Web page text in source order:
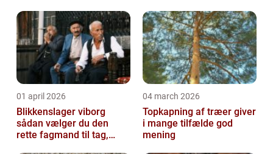
01 april 2026
Blikkenslager viborg
sådan vælger du den
rette fagmand til tag,
04 march 2026
Topkapning af træer giver
i mange tilfælde god
mening